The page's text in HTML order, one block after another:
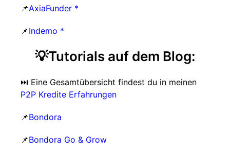
📌AxiaFunder *
📌Indemo *
💡Tutorials auf dem Blog:
⏭️ Eine Gesamtübersicht findest du in meinen
P2P Kredite Erfahrungen
📌Bondora
📌Bondora Go & Grow